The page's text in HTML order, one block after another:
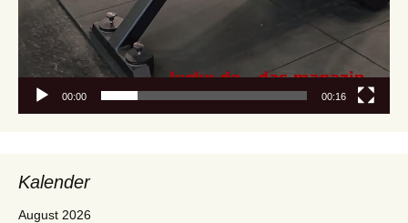
00:00 00:16
Kalender
August 2026